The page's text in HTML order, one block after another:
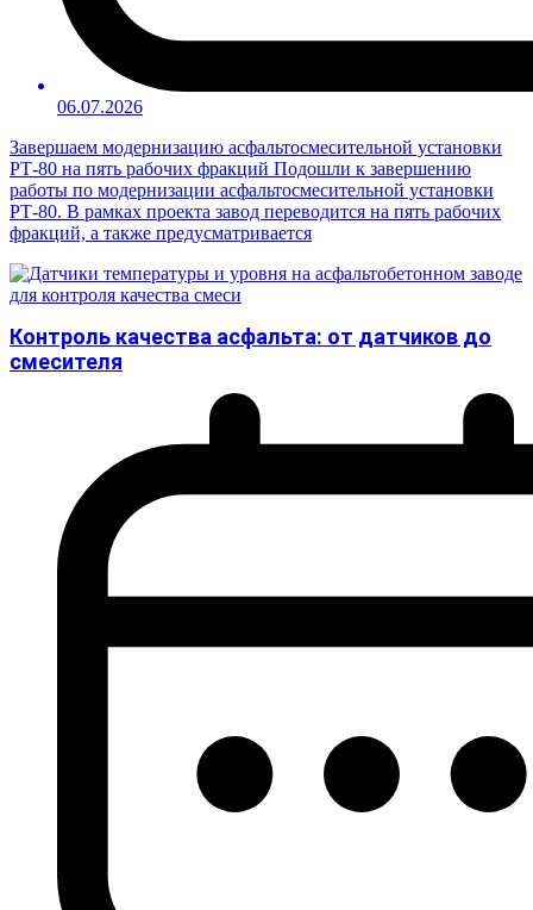
06.07.2026
Завершаем модернизацию асфальтосмесительной установки
РТ-80 на пять рабочих фракций Подошли к завершению
работы по модернизации асфальтосмесительной установки
РТ-80. В рамках проекта завод переводится на пять рабочих
фракций, а также предусматривается
Контроль качества асфальта: от датчиков до
смесителя